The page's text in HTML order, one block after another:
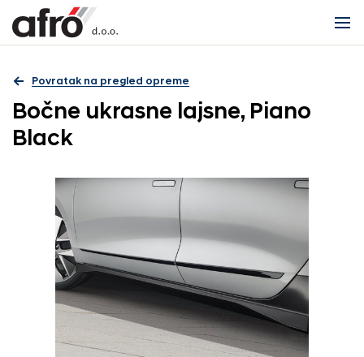
Povratak na pregled opreme
Bočne ukrasne lajsne, Piano
Black